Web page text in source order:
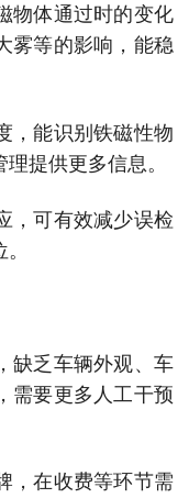
物体通过时的变化
雾等的影响，能稳
，能识别铁磁性物
提供更多信息。
，可有效减少误检
缺乏车辆外观、车
需要更多人工干预
，在收费等环节需